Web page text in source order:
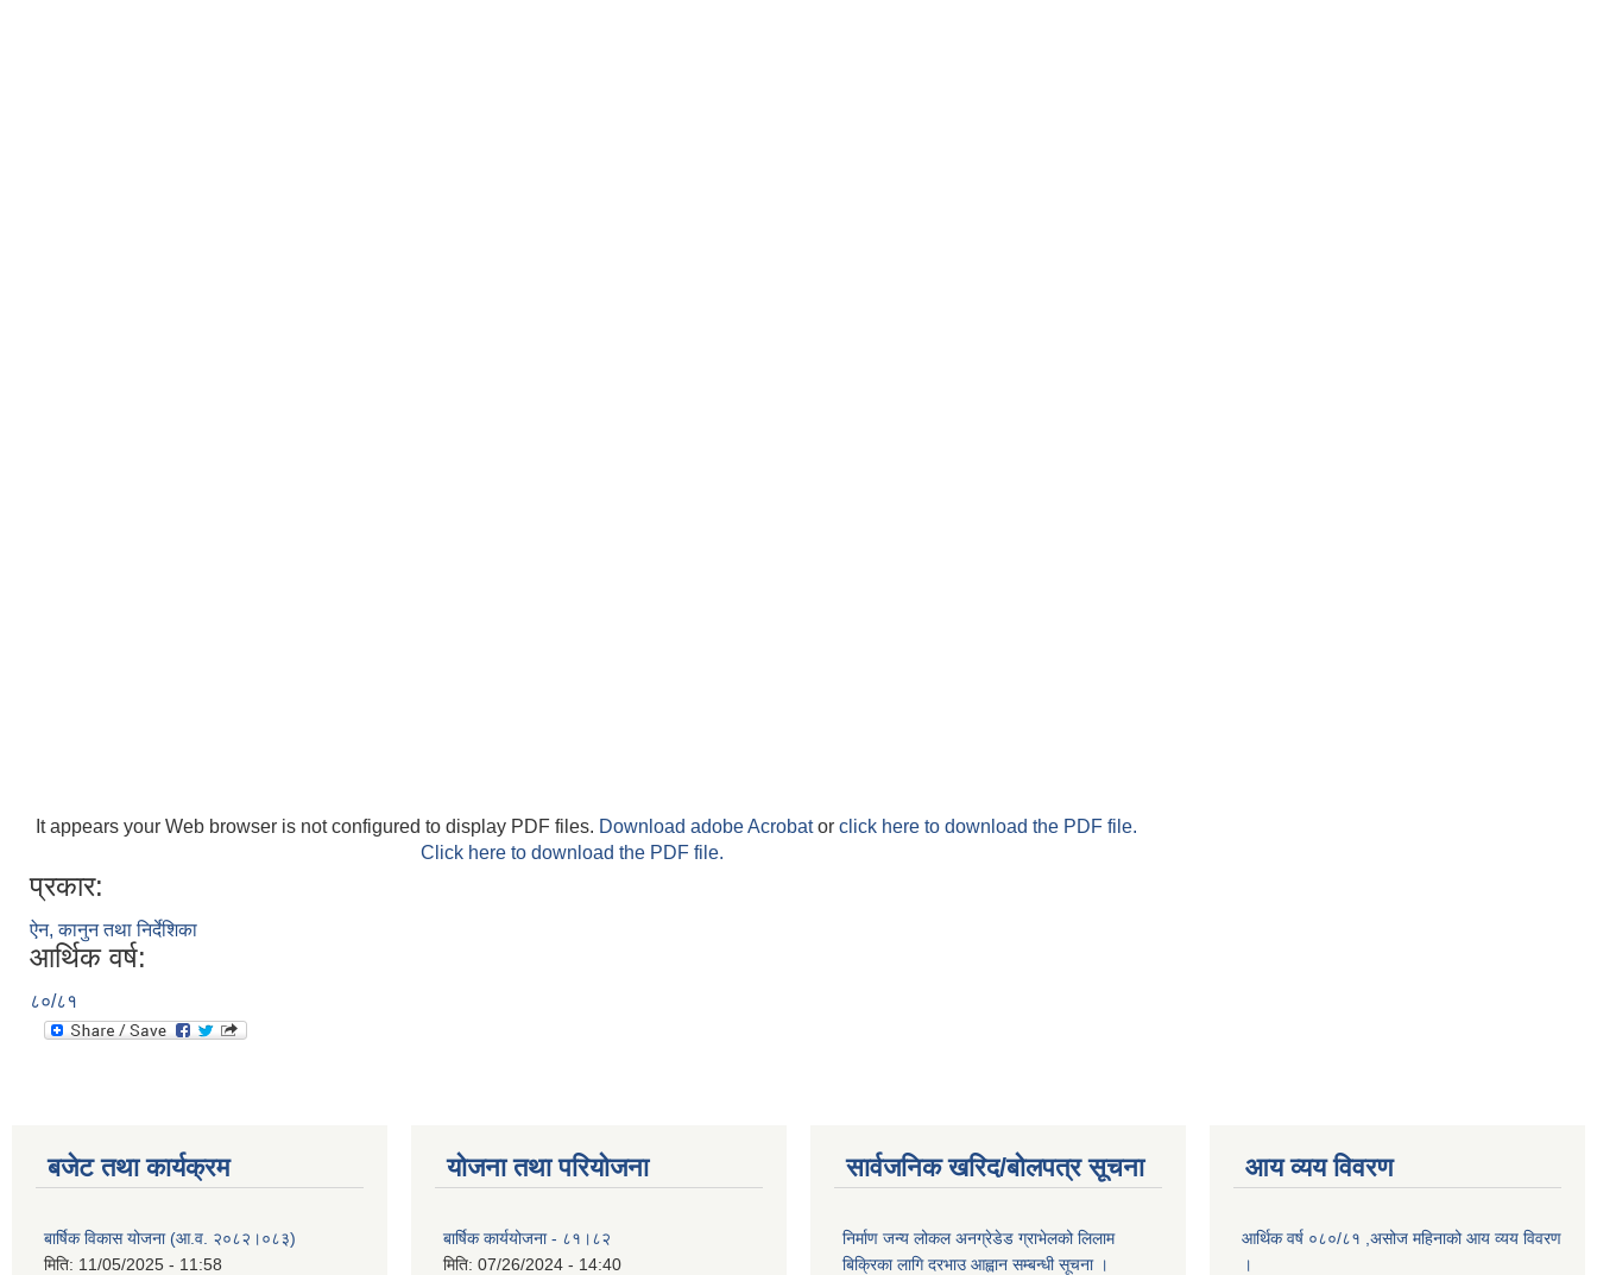
It appears your Web browser is not configured to display PDF files. Download adobe Acrobator click here to download the PDF file.
Click here to download the PDF file.
प्रकार:
ऐन, कानुन तथा निर्देशिका
आर्थिक वर्ष:
८०/८१
बजेट तथा कार्यक्रम
बार्षिक विकास योजना (आ.व. २०८२।०८३)
मिति: 11/05/2025 - 11:58
योजना तथा परियोजना
बार्षिक कार्ययोजना - ८१।८२
मिति: 07/26/2024 - 14:40
सार्वजनिक खरिद/बोलपत्र सूचना
निर्माण जन्य लोकल अनग्रेडेड ग्राभेलको लिलाम
बिक्रिका लागि दरभाउ आह्वान सम्बन्धी सूचना ।
आय व्यय विवरण
आर्थिक वर्ष ०८०/८१ ,असोज महिनाको आय व्यय विवरण
।